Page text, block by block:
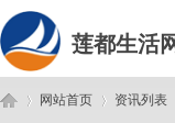
莲都生活
网站首页 资讯列表